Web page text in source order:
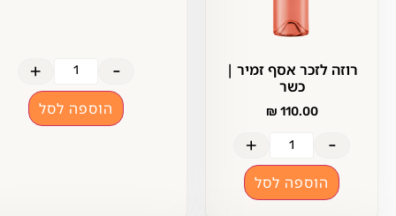
רוזה לזכר אסף זמיר |
₪110.00
+
הוספה לסל
+
הוספה לסל